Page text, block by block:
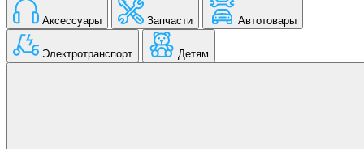
Аксессуары Запчасти Автотовары
Электротранспорт Детям